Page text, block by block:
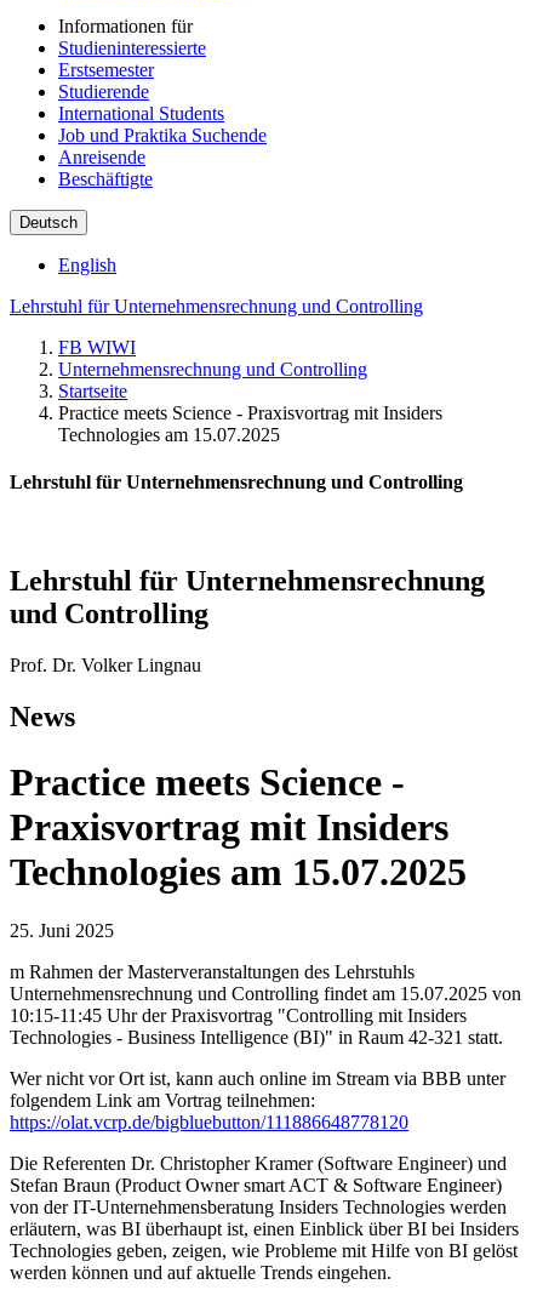
Informationen für
Studieninteressierte
Erstsemester
Studierende
International Students
Job und Praktika Suchende
Anreisende
Beschäftigte
Deutsch
English
Lehrstuhl für Unternehmensrechnung und Controlling
FB WIWI
Unternehmensrechnung und Controlling
Startseite
Practice meets Science - Praxisvortrag mit Insiders
Technologies am 15.07.2025
Lehrstuhl für Unternehmensrechnung und Controlling
Lehrstuhl für Unternehmensrechnung
und Controlling
Prof. Dr. Volker Lingnau
News
Practice meets Science -
Praxisvortrag mit Insiders
Technologies am 15.07.2025
25. Juni 2025
m Rahmen der Masterveranstaltungen des Lehrstuhls
Unternehmensrechnung und Controlling findet am 15.07.2025 von
10:15-11:45 Uhr der Praxisvortrag "Controlling mit Insiders
Technologies - Business Intelligence (BI)" in Raum 42-321 statt.
Wer nicht vor Ort ist, kann auch online im Stream via BBB unter
folgendem Link am Vortrag teilnehmen:
https://olat.vcrp.de/bigbluebutton/111886648778120
Die Referenten Dr. Christopher Kramer (Software Engineer) und
Stefan Braun (Product Owner smart ACT & Software Engineer)
von der IT-Unternehmensberatung Insiders Technologies werden
erläutern, was BI überhaupt ist, einen Einblick über BI bei Insiders
Technologies geben, zeigen, wie Probleme mit Hilfe von BI gelöst
werden können und auf aktuelle Trends eingehen.